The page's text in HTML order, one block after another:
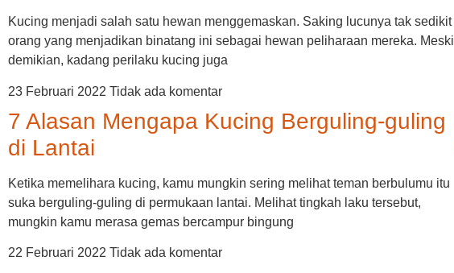
Kucing menjadi salah satu hewan menggemaskan. Saking lucunya tak sedikit
orang yang menjadikan binatang ini sebagai hewan peliharaan mereka. Meski
demikian, kadang perilaku kucing juga
23 Februari 2022 Tidak ada komentar
7 Alasan Mengapa Kucing Berguling-guling
di Lantai
Ketika memelihara kucing, kamu mungkin sering melihat teman berbulumu itu
suka berguling-guling di permukaan lantai. Melihat tingkah laku tersebut,
mungkin kamu merasa gemas bercampur bingung
22 Februari 2022 Tidak ada komentar